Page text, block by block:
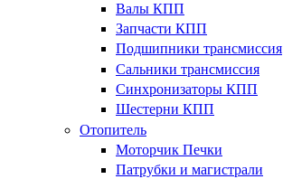
Валы КПП
Запчасти КПП
Подшипники трансмиссия
Сальники трансмиссия
Синхронизаторы КПП
Шестерни КПП
Отопитель
Моторчик Печки
Патрубки и магистрали